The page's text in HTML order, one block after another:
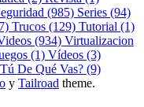
(985) Series (94)
Trucos (129) Tutorial (1)
(934) Virtualizacion
(1) Vídeos (3)
De Qué Vas? (9)
y Tailroad theme.